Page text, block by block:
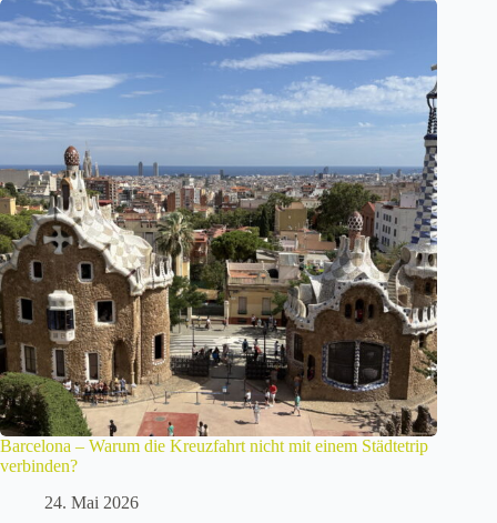
Barcelona – Warum die Kreuzfahrt nicht mit einem Städtetrip
verbinden?
24. Mai 2026